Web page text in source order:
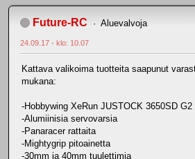
Future-RC Aluevalvoja
24.09.17 - klo: 10.07
Kattava valikoima tuotteita saapunut
mukana:
-Hobbywing XeRun JUSTOCK 3650SD
-Alumiinisia servovarsia
-Panaracer rattaita
-Mightygrip pitoainetta
-30mm ja 40mm tuulettimia